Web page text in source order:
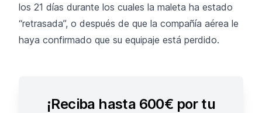
los 21 días durante los cuales la maleta ha estado
“retrasada”, o después de que la compañía aérea le
haya confirmado que su equipaje está perdido.
¡Reciba hasta 600€ por tu